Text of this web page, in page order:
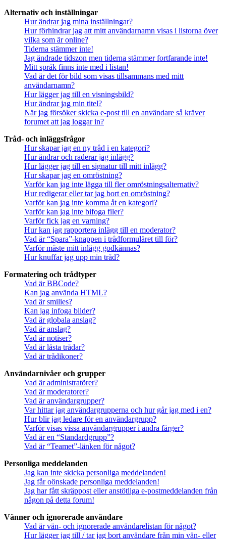
Alternativ och inställningar
Hur ändrar jag mina inställningar?
Hur förhindrar jag att mitt användarnamn visas i listorna över
vilka som är online?
Tiderna stämmer inte!
Jag ändrade tidszon men tiderna stämmer fortfarande inte!
Mitt språk finns inte med i listan!
Vad är det för bild som visas tillsammans med mitt
användarnamn?
Hur lägger jag till en visningsbild?
Hur ändrar jag min titel?
När jag försöker skicka e-post till en användare så kräver
forumet att jag loggar in?
Tråd- och inläggsfrågor
Hur skapar jag en ny tråd i en kategori?
Hur ändrar och raderar jag inlägg?
Hur lägger jag till en signatur till mitt inlägg?
Hur skapar jag en omröstning?
Varför kan jag inte lägga till fler omröstningsalternativ?
Hur redigerar eller tar jag bort en omröstning?
Varför kan jag inte komma åt en kategori?
Varför kan jag inte bifoga filer?
Varför fick jag en varning?
Hur kan jag rapportera inlägg till en moderator?
Vad är “Spara”-knappen i trådformuläret till för?
Varför måste mitt inlägg godkännas?
Hur knuffar jag upp min tråd?
Formatering och trådtyper
Vad är BBCode?
Kan jag använda HTML?
Vad är smilies?
Kan jag infoga bilder?
Vad är globala anslag?
Vad är anslag?
Vad är notiser?
Vad är låsta trådar?
Vad är trådikoner?
Användarnivåer och grupper
Vad är administratörer?
Vad är moderatorer?
Vad är användargrupper?
Var hittar jag användargrupperna och hur går jag med i en?
Hur blir jag ledare för en användargrupp?
Varför visas vissa användargrupper i andra färger?
Vad är en “Standardgrupp”?
Vad är “Teamet”-länken för något?
Personliga meddelanden
Jag kan inte skicka personliga meddelanden!
Jag får oönskade personliga meddelanden!
Jag har fått skräppost eller anstötliga e-postmeddelanden från
någon på detta forum!
Vänner och ignorerade användare
Vad är vän- och ignorerade användarelistan för något?
Hur lägger jag till / tar jag bort användare från min vän- eller